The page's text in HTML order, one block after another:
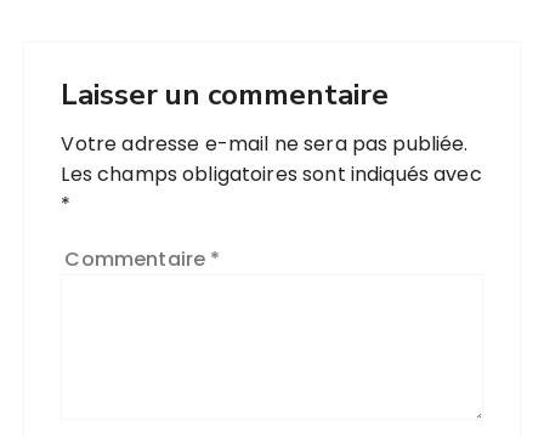
Laisser un commentaire
Votre adresse e-mail ne sera pas publiée.
Les champs obligatoires sont indiqués avec
*
Commentaire *